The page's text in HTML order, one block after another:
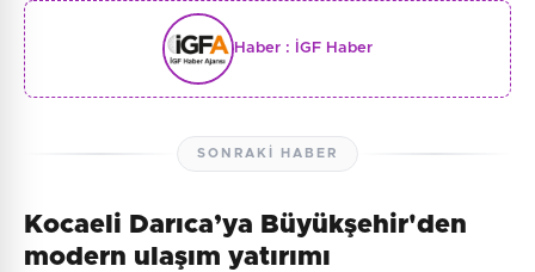
Haber : İGF Haber
SONRAKI HABER
Kocaeli Darıca’ya Büyükşehir'den
modern ulaşım yatırımı